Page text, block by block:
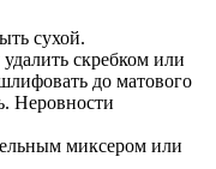
сухой.
скребком или
до матового
Неровности
миксером или